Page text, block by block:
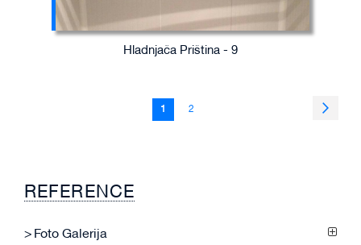
Hladnjača Priština - 9
You're
1 Page
2
REFERENCE
Foto Galerija